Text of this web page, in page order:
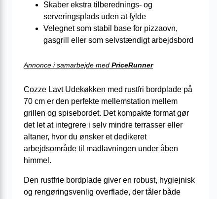
Skaber ekstra tilberednings- og
serveringsplads uden at fylde
Velegnet som stabil base for pizzaovn,
gasgrill eller som selvstændigt arbejdsbord
Annonce i samarbejde med PriceRunner
Cozze Lavt Udekøkken med rustfri bordplade på
70 cm er den perfekte mellemstation mellem
grillen og spisebordet. Det kompakte format gør
det let at integrere i selv mindre terrasser eller
altaner, hvor du ønsker et dedikeret
arbejdsområde til madlavningen under åben
himmel.
Den rustfrie bordplade giver en robust, hygiejnisk
og rengøringsvenlig overflade, der tåler både